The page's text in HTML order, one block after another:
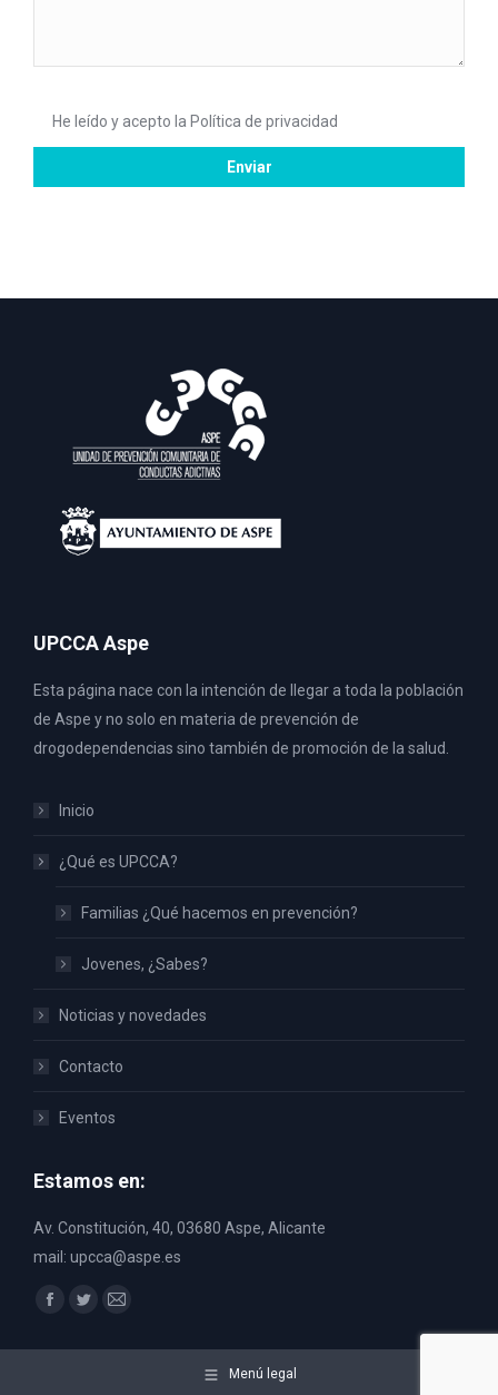
He leído y acepto la Política de privacidad
UPCCA Aspe
Esta página nace con la intención de llegar a toda la población
de Aspe y no solo en materia de prevención de
drogodependencias sino también de promoción de la salud.
Inicio
¿Qué es UPCCA?
Familias ¿Qué hacemos en prevención?
Jovenes, ¿Sabes?
Noticias y novedades
Contacto
Eventos
Estamos en:
Av. Constitución, 40, 03680 Aspe, Alicante
mail: upcca@aspe.es
Encuéntranos en:
Facebook
TwitterMail
Menú legal